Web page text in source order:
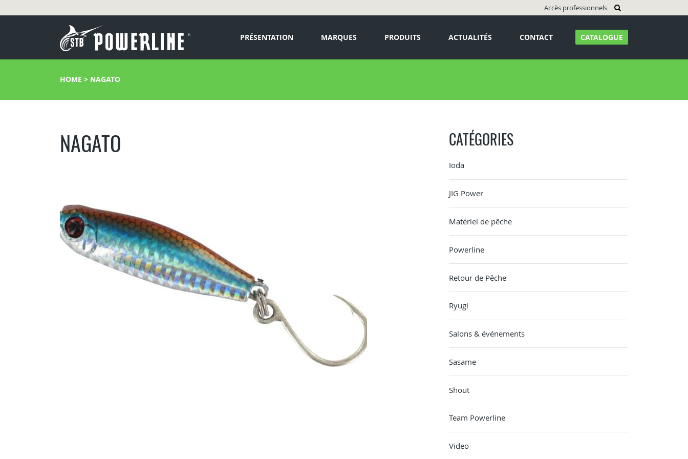
Accès professionnels
PRÉSENTATION MARQUES PRODUITS ACTUALITÉS CONTACT CATALOGUE
HOME > NAGATO
NAGATO CATÉGORIES
Ioda
JIG Power
Matériel de pêche
Powerline
Retour de Pêche
Ryugi
Salons & événements
Sasame
Shout
Team Powerline
Video